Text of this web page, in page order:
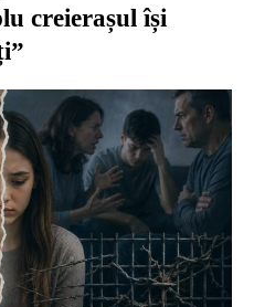
creierașul își